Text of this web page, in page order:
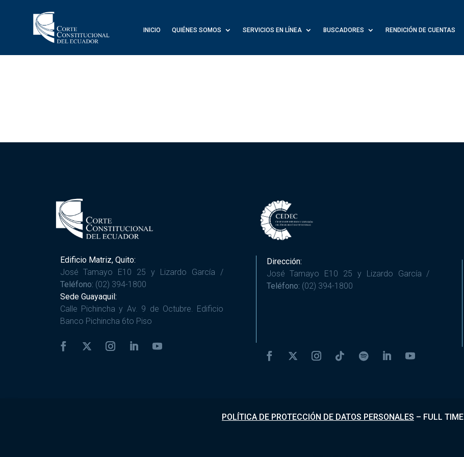
INICIO QUIÉNES SOMOS SERVICIOS EN LÍNEA BUSCADORES RENDICIÓN DE CUENTAS
Edificio Matriz, Quito:
José Tamayo E10 25 y Lizardo García /
Teléfono: (02) 394-1800
Sede Guayaquil:
Calle Pichincha y Av. 9 de Octubre. Edificio
Banco Pichincha 6to Piso
Dirección:
José Tamayo E10 25 y Lizardo García /
Teléfono: (02) 394-1800
POLÍTICA DE PROTECCIÓN DE DATOS PERSONALES – FULL TIME